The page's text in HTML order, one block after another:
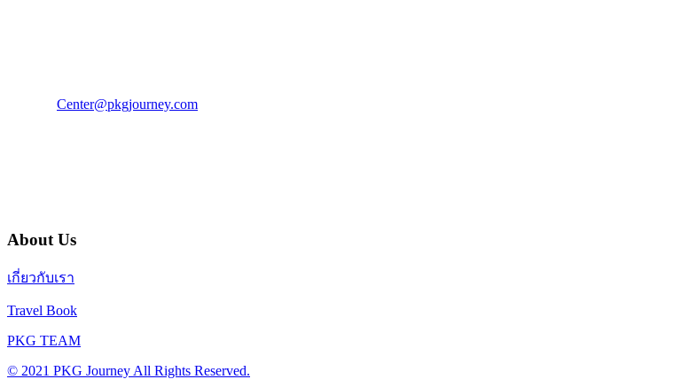
Center@pkgjourney.com
About Us
เกี่ยวกับเรา
Travel Book
PKG TEAM
© 2021 PKG Journey All Rights Reserved.